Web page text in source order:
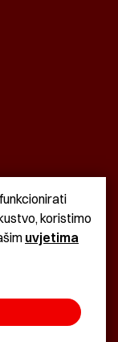
koristimo
uvjetima